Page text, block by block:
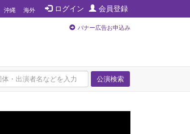
ログイン 会員登録
沖縄 海外
バナー広告お申込み
公演検索